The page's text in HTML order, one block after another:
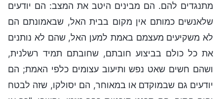
מתנגדים להם. הם מבינים היטב את המצב: הם יודעים
שלאנשים כמותם אין מקום בבית האל, שבאמונתם הם
לא משקיעים מעצמם באמת למען האל, שהם לא נותנים
את כל כולם בביצוע חובתם, שחובתם תמיד רשלנית,
ושהם חשים שאט נפש ותיעוב עצומים כלפי האמת; הם
יודעים גם שבמוקדם או במאוחר, הם יסולקו, שזה לבטח